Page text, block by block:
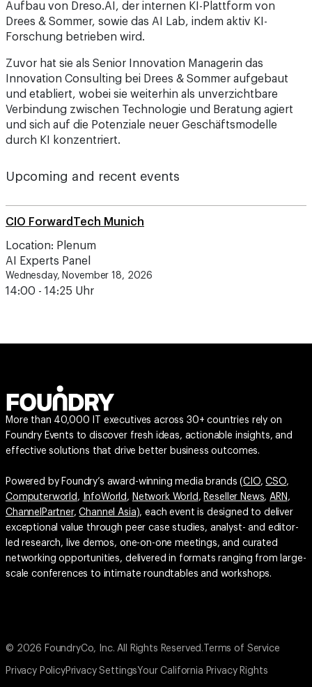
Aufbau von Dreso.AI, der internen KI-Plattform von
Drees & Sommer, sowie das AI Lab, indem aktiv KI-
Forschung betrieben wird.
Zuvor hat sie als Senior Innovation Managerin das
Innovation Consulting bei Drees & Sommer aufgebaut
und etabliert, wobei sie weiterhin als unverzichtbare
Verbindung zwischen Technologie und Beratung agiert
und sich auf die Potenziale neuer Geschäftsmodelle
durch KI konzentriert.
Upcoming and recent events
CIO ForwardTech Munich
Location: Plenum
AI Experts Panel
Wednesday, November 18, 2026
14:00 - 14:25 Uhr
More than 40,000 IT executives across 30+ countries rely on
Foundry Events to discover fresh ideas, actionable insights, and
effective solutions that drive better business outcomes.
Powered by Foundry’s award-winning media brands (CIO,CSO,
Computerworld , InfoWorld , Network World , Reseller News,ARN ,
ChannelPartner,Channel Asia), each event is designed to deliver
exceptional value through peer case studies, analyst- and editor-
led research, live demos, one-on-one meetings, and curated
networking opportunities, delivered in formats ranging from large-
scale conferences to intimate roundtables and workshops.
© 2026 FoundryCo, Inc. All Rights Reserved. Terms of Service
Privacy PolicyPrivacy SettingsYour California Privacy Rights